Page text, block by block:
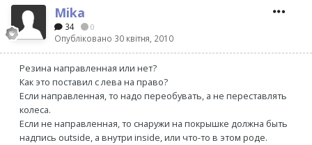
Mika
34 0
Опубліковано 30 квітня, 2010
Резина направленная или нет?
Как это поставил с лева на право?
Если направленная, то надо переобувать, а не переставлять
колеса.
Если не направленная, то снаружи на покрышке должна быть
надпись outside, а внутри inside, или что-то в этом роде.